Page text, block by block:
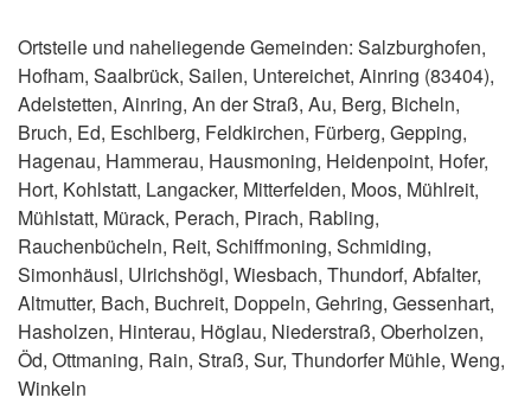
Ortsteile und naheliegende Gemeinden: Salzburghofen,
Hofham, Saalbrück, Sailen, Untereichet, Ainring (83404),
Adelstetten, Ainring, An der Straß, Au, Berg, Bicheln,
Bruch, Ed, Eschlberg, Feldkirchen, Fürberg, Gepping,
Hagenau, Hammerau, Hausmoning, Heidenpoint, Hofer,
Hort, Kohlstatt, Langacker, Mitterfelden, Moos, Mühlreit,
Mühlstatt, Mürack, Perach, Pirach, Rabling,
Rauchenbücheln, Reit, Schiffmoning, Schmiding,
Simonhäusl, Ulrichshögl, Wiesbach, Thundorf, Abfalter,
Altmutter, Bach, Buchreit, Doppeln, Gehring, Gessenhart,
Hasholzen, Hinterau, Höglau, Niederstraß, Oberholzen,
Öd, Ottmaning, Rain, Straß, Sur, Thundorfer Mühle, Weng,
Winkeln